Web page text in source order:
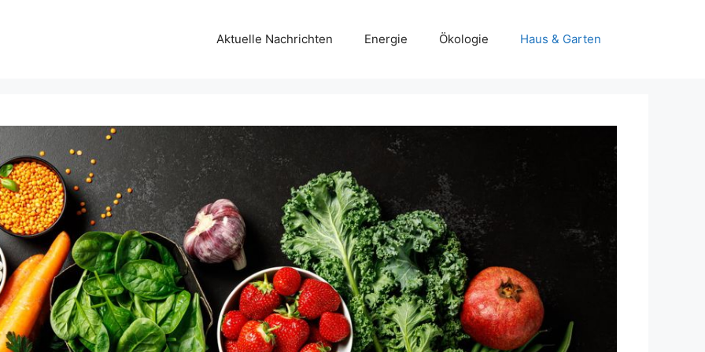
Aktuelle Nachrichten Energie Ökologie Haus & Garten